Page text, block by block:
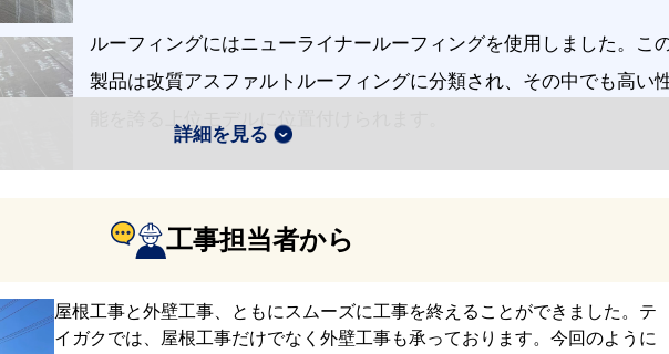
ルーフィングにはニューライナールーフィングを使用しました。こ
製品は改質アスファルトルーフィングに分類され、その中でも高い
能を誇る上位モデルに位置付けられます。
断熱性に優れたおすすめの屋根材です。
詳細を見る
工事担当者から
屋根工事と外壁工事、ともにスムーズに工事を終えることができました。テ
イガクでは、屋根工事だけでなく外壁工事も承っております。今回のように